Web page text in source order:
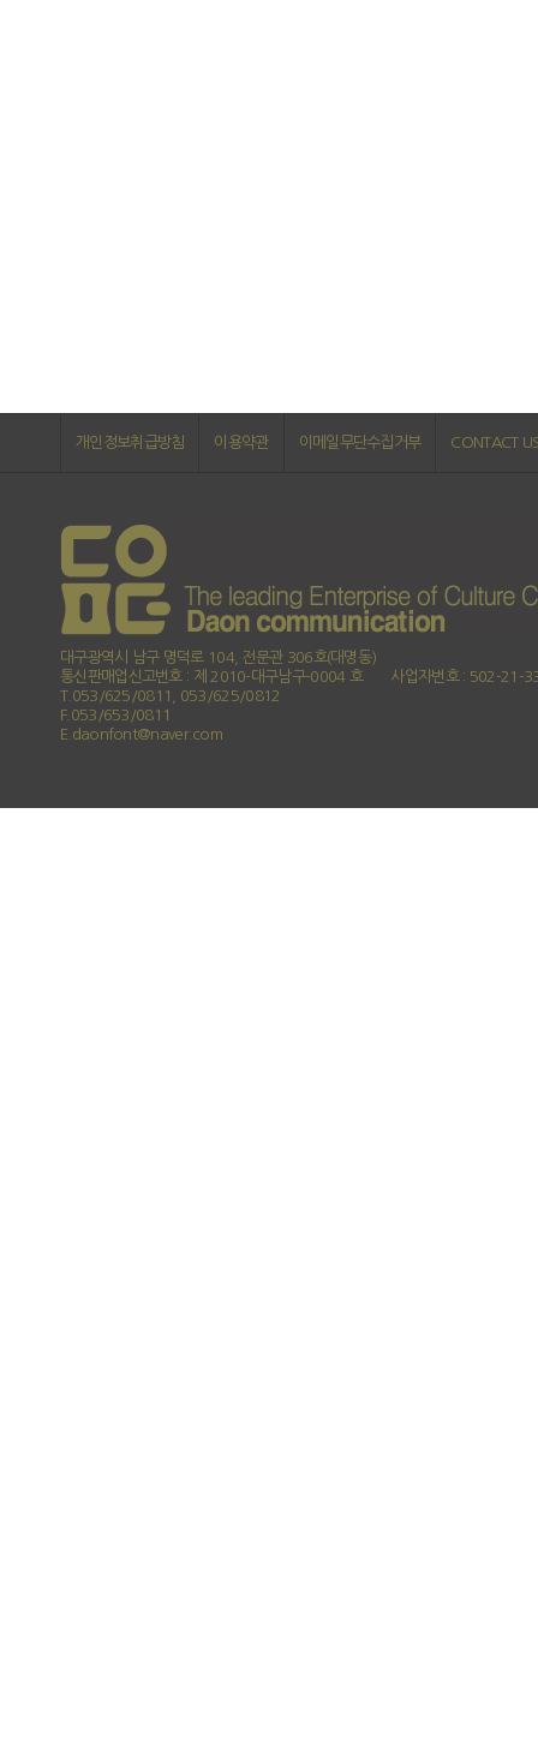
개인정보취급방침 이용약관 이메일무단수집거부 CONTACT
대구광역시 남구 명덕로 104, 전문관 306호(대명동)
통신판매업신고번호 : 제 2010-대구남구-0004 호
사업자번호 : 502-21-
T.053/625/0811, 053/625/0812
F.053/653/0811
E.daonfont@naver.com